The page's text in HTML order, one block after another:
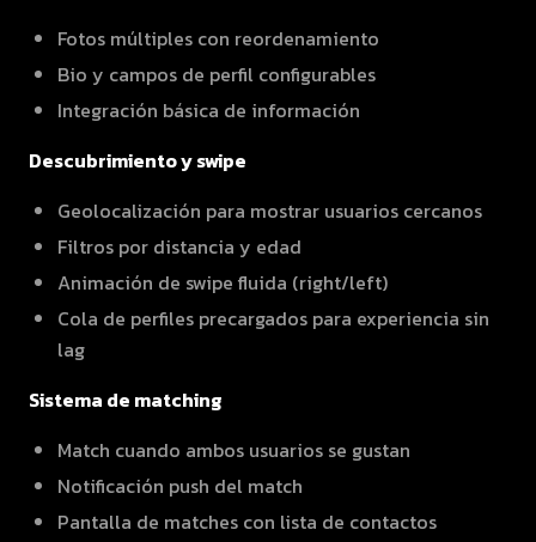
Fotos múltiples con reordenamiento
Bio y campos de perfil configurables
Integración básica de información
Descubrimiento y swipe
Geolocalización para mostrar usuarios cercanos
Filtros por distancia y edad
Animación de swipe fluida (right/left)
Cola de perfiles precargados para experiencia sin
lag
Sistema de matching
Match cuando ambos usuarios se gustan
Notificación push del match
Pantalla de matches con lista de contactos